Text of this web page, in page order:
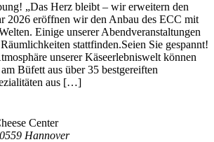
„Das Herz bleibt – wir erweitern den
2026 eröffnen wir den Anbau des ECC mit
Einige unserer Abendveranstaltungen
stattfinden.Seien Sie gespannt!
unserer Käseerlebniswelt können
Büfett aus über 35 bestgereiften
aus […]
Center
Hannover